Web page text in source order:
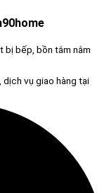
bị bếp, bồn tắm nằm
dịch vụ giao hàng tại